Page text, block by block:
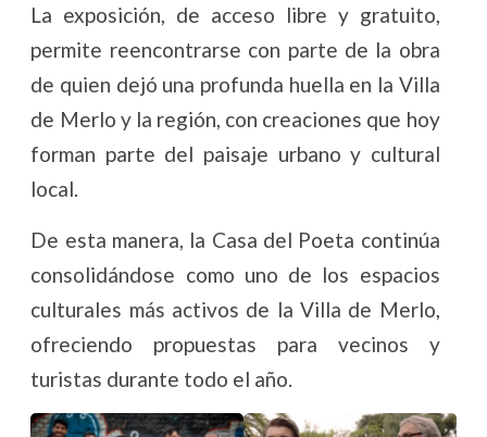
La exposición, de acceso libre y gratuito,
permite reencontrarse con parte de la obra
de quien dejó una profunda huella en la Villa
de Merlo y la región, con creaciones que hoy
forman parte del paisaje urbano y cultural
local.
De esta manera, la Casa del Poeta continúa
consolidándose como uno de los espacios
culturales más activos de la Villa de Merlo,
ofreciendo propuestas para vecinos y
turistas durante todo el año.